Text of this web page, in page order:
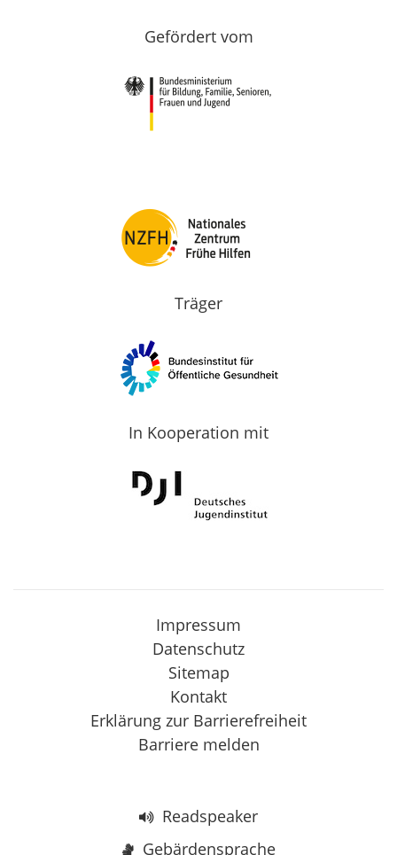
Gefördert vom
Träger
In Kooperation mit
Impressum
Datenschutz
Sitemap
Kontakt
Erklärung zur Barrierefreiheit
Barriere melden
Readspeaker
Gebärdensprache